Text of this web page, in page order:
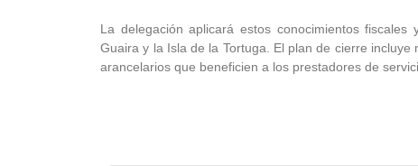
La delegación aplicará estos conocimientos
Guaira y la Isla de la Tortuga. El plan de cierre
arancelarios que beneficien a los prestadores de